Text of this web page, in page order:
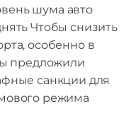
шума авто
Чтобы снизить
особенно в
предложили
санкции для
режима